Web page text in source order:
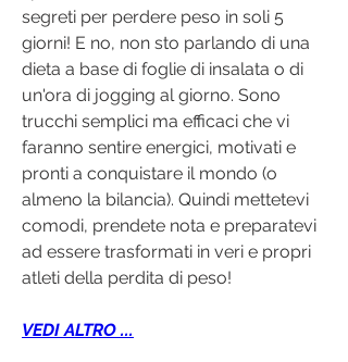
segreti per perdere peso in soli 5
giorni! E no, non sto parlando di una
dieta a base di foglie di insalata o di
un'ora di jogging al giorno. Sono
trucchi semplici ma efficaci che vi
faranno sentire energici, motivati e
pronti a conquistare il mondo (o
almeno la bilancia). Quindi mettetevi
comodi, prendete nota e preparatevi
ad essere trasformati in veri e propri
atleti della perdita di peso!
VEDI ALTRO ...